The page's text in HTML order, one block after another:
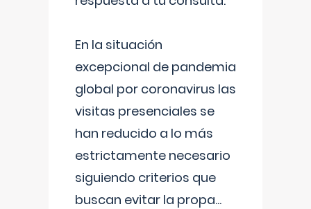
En la situación
excepcional de pandemia
global por coronavirus las
visitas presenciales se
han reducido a lo más
estrictamente necesario
siguiendo criterios que
buscan evitar la propa...